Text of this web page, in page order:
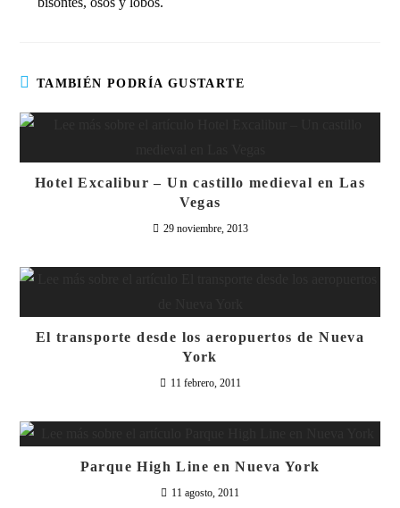
TAMBIÉN PODRÍA GUSTARTE
Hotel Excalibur – Un castillo medieval en Las
Vegas
29 noviembre, 2013
El transporte desde los aeropuertos de Nueva
York
11 febrero, 2011
Parque High Line en Nueva York
11 agosto, 2011